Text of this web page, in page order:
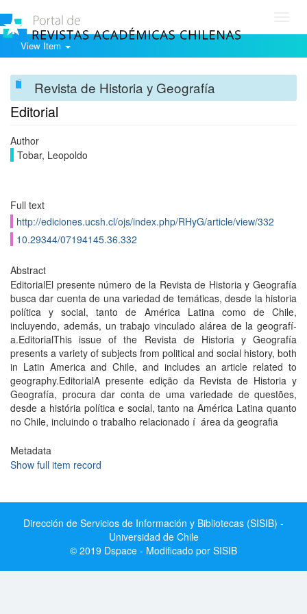
View Item
Revista de Historia y Geografía
Editorial
Author
Tobar, Leopoldo
Full text
http://ediciones.ucsh.cl/ojs/index.php/RHyG/article/view/332
10.29344/07194145.36.332
Abstract
EditorialEl presente número de la Revista de Historia y Geografí­a
busca dar cuenta de una variedad de temáticas, desde la historia
polí­tica y social, tanto de América Latina como de Chile,
incluyendo, además, un trabajo vinculado alárea de la geografí­
a.EditorialThis issue of the Revista de Historia y Geografí­a
presents a variety of subjects from political and social history, both
in Latin America and Chile, and includes an article related to
geography.EditorialA presente edição da Revista de Historia y
Geografí­a, procura dar conta de uma variedade de questões,
desde a história polí­tica e social, tanto na América Latina quanto
no Chile, incluindo o trabalho relacionado í área da geografia
Metadata
Show full item record
Dirección de Servicios de Información y Bibliotecas (SISIB) -
Universidad de Chile
© 2019 Dspace - Modificado por SISIB